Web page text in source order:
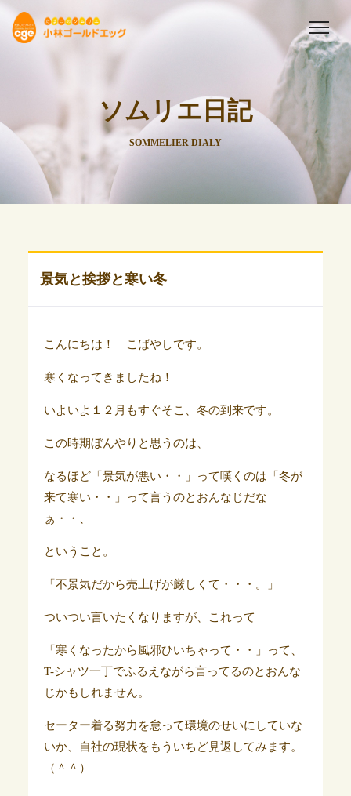
ソムリエ日記
SOMMELIER DIALY
景気と挨拶と寒い冬
こんにちは！ こばやしです。
寒くなってきましたね！
いよいよ１２月もすぐそこ、冬の到来です。
この時期ぼんやりと思うのは、
なるほど「景気が悪い・・」って嘆くのは「冬が
来て寒い・・」って言うのとおんなじだな
ぁ・・、
ということ。
「不景気だから売上げが厳しくて・・・。」
ついつい言いたくなりますが、これって
「寒くなったから風邪ひいちゃって・・」って、
T-シャツ一丁でふるえながら言ってるのとおんな
じかもしれません。
セーター着る努力を怠って環境のせいにしていな
いか、自社の現状をもういちど見返してみます。
（＾＾）